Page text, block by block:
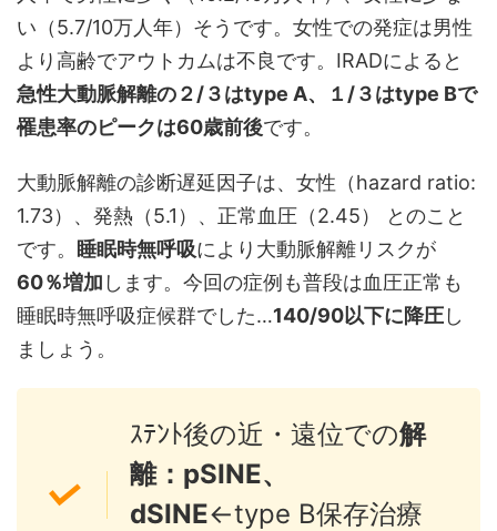
い（5.7/10万人年）そうです。女性での発症は男性
より高齢でアウトカムは不良です。IRADによると
急性大動脈解離の２/３はtype A、１/３はtype Bで
罹患率のピークは60歳前後です。
大動脈解離の診断遅延因子は、女性（hazard ratio:
1.73）、発熱（5.1）、正常血圧（2.45） とのこと
です。 睡眠時無呼吸により大動脈解離リスクが
60％増加 します。今回の症例も普段は血圧正常も
睡眠時無呼吸症候群でした…140/90以下に降圧し
ましょう。
ｽﾃﾝﾄ後の近・遠位での解
離：pSINE、
dSINE←type B保存治療